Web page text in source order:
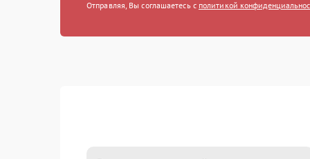
Отправляя, Вы соглашаетесь с политикой